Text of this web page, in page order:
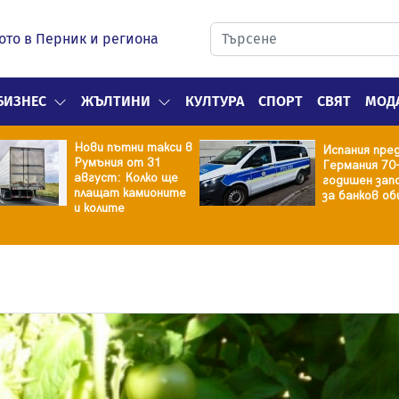
в Перник и региона
ЖЪЛТИНИ КУЛТУРА СПОРТ СВЯТ
Нови пътни такси в
Румъния от 31
август: Колко ще
плащат камионите
и колите
Испания
Германия
годишен
за банков